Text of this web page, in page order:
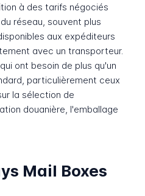
à des tarifs négociés
réseau, souvent plus
aux expéditeurs
avec un transporteur.
ont besoin de plus qu'un
particulièrement ceux
la sélection de
douanière, l'emballage
Mail Boxes